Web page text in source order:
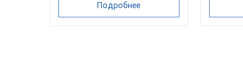
Подробнее